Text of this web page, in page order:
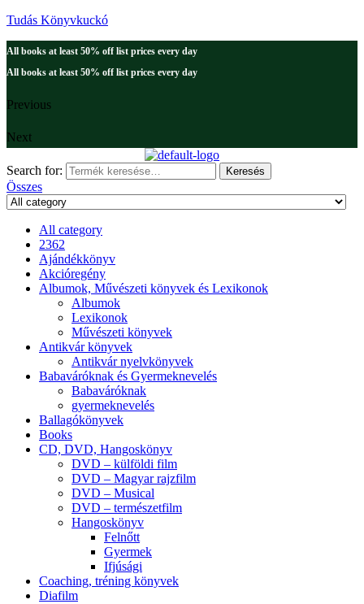
Tudás Könyvkuckó
All books at least 50% off list prices every day
All books at least 50% off list prices every day
Previous
Next
Search for: Keresés
Összes
All category
2362
Ajándékkönyv
Akcióregény
Albumok, Művészeti könyvek és Lexikonok
Albumok
Lexikonok
Művészeti könyvek
Antikvár könyvek
Antikvár nyelvkönyvek
Babaváróknak és Gyermeknevelés
Babaváróknak
gyermeknevelés
Ballagókönyvek
Books
CD, DVD, Hangoskönyv
DVD – külföldi film
DVD – Magyar rajzfilm
DVD – Musical
DVD – természetfilm
Hangoskönyv
Felnőtt
Gyermek
Ifjúsági
Coaching, tréning könyvek
Diafilm